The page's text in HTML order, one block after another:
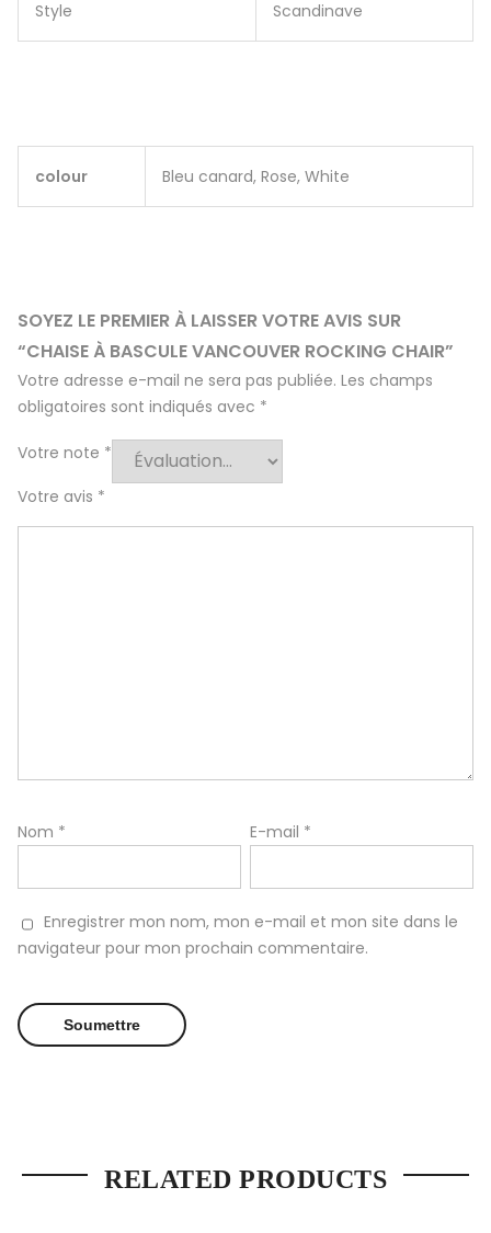
Style Scandinave
colour Bleu canard, Rose, White
SOYEZ LE PREMIER À LAISSER VOTRE AVIS SUR
“CHAISE À BASCULE VANCOUVER ROCKING CHAIR”
Votre adresse e-mail ne sera pas publiée. Les champs
obligatoires sont indiqués avec *
Votre note *
Votre avis *
Nom * E-mail *
Enregistrer mon nom, mon e-mail et mon site dans le
navigateur pour mon prochain commentaire.
RELATED PRODUCTS